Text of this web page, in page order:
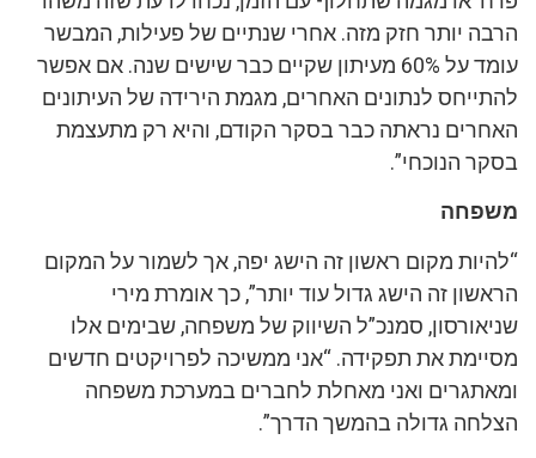
יותר חזק מזה. אחרי שנתיים של פעילות, המבשר
עומד על 60% מעיתון שקיים כבר שישים שנה. אם אפשר
לנתונים האחרים, מגמת הירידה של העיתונים
נראתה כבר בסקר הקודם, והיא רק מתעצמת
הנוכחי”.‬
מקום ראשון זה הישג יפה, אך לשמור על המקום
זה הישג גדול עוד יותר”, כך אומרת מירי
סמנכ”ל השיווק של משפחה, שבימים אלו
את תפקידה. “אני ממשיכה לפרויקטים חדשים
ואני מאחלת לחברים במערכת משפחה
גדולה בהמשך הדרך”.